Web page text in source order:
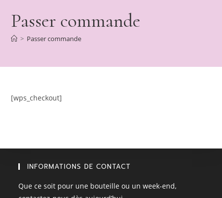
Passer commande
> Passer commande
[wps_checkout]
INFORMATIONS DE CONTACT
Que ce soit pour une bouteille ou un week-end,